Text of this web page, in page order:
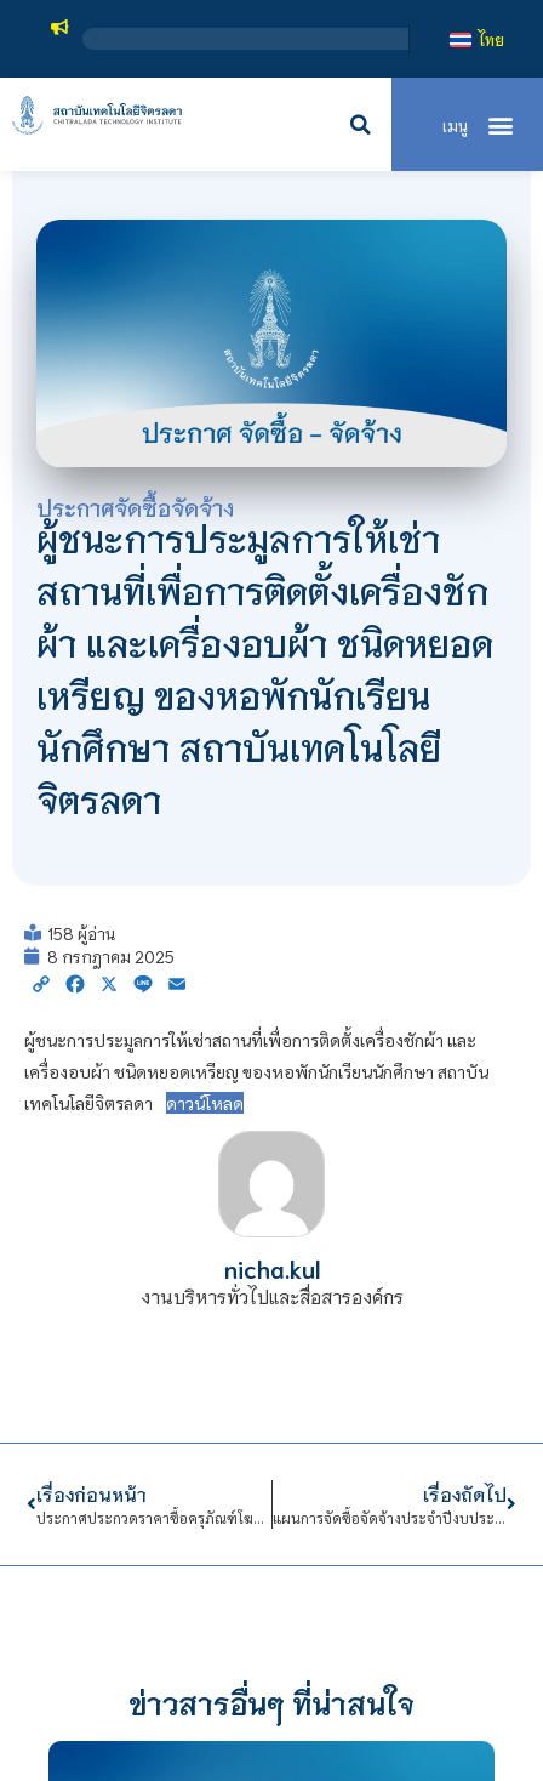
สถาบัน
ไทย
ประกาศจัดซื้อจัดจ้าง
ผู้ชนะการประมูลการให้เช่า
สถานที่เพื่อการติดตั้งเครื่องชัก
ผ้า และเครื่องอบผ้า ชนิดหยอด
เหรียญ ของหอพักนักเรียน
นักศึกษา สถาบันเทคโนโลยี
จิตรลดา
158 ผู้อ่าน
8 กรกฎาคม 2025
Copy Facebook
X Line
ผู้ชนะการประมูลการให้เช่าสถานที่เพื่อการติดตั้งเครื่องชักผ้า และ
เครื่องอบผ้า ชนิดหยอดเหรียญ ของหอพักนักเรียนนักศึกษา สถาบัน
เทคโนโลยีจิตรลดา
ดาวน์โหลด
nicha.kul
งานบริหารทั่วไปและสื่อสารองค์กร
เรื่องก่อนหน้า
ประกาศประกวดราคาซื้อครุภัณฑ์โฆษณาและเผยแพร่ จำนวน 4 รายการ ด้วยวิธีประกวดราคาอิเล็กทรอนิกส์ (e-bidding)
เรื่องถัดไป
แผนการจัดซื้อจัดจ้างประจำปีงบประมาณ พ.ศ.2568 จ้างเหมาตกแต่งเคลือบสีผิวและเคลือบเรซิ่นขั้นสูงลงบนเครื่องดนตรีไทย จำนวน 30 เครื่อง
ข่าวสารอื่นๆ ที่น่าสนใจ